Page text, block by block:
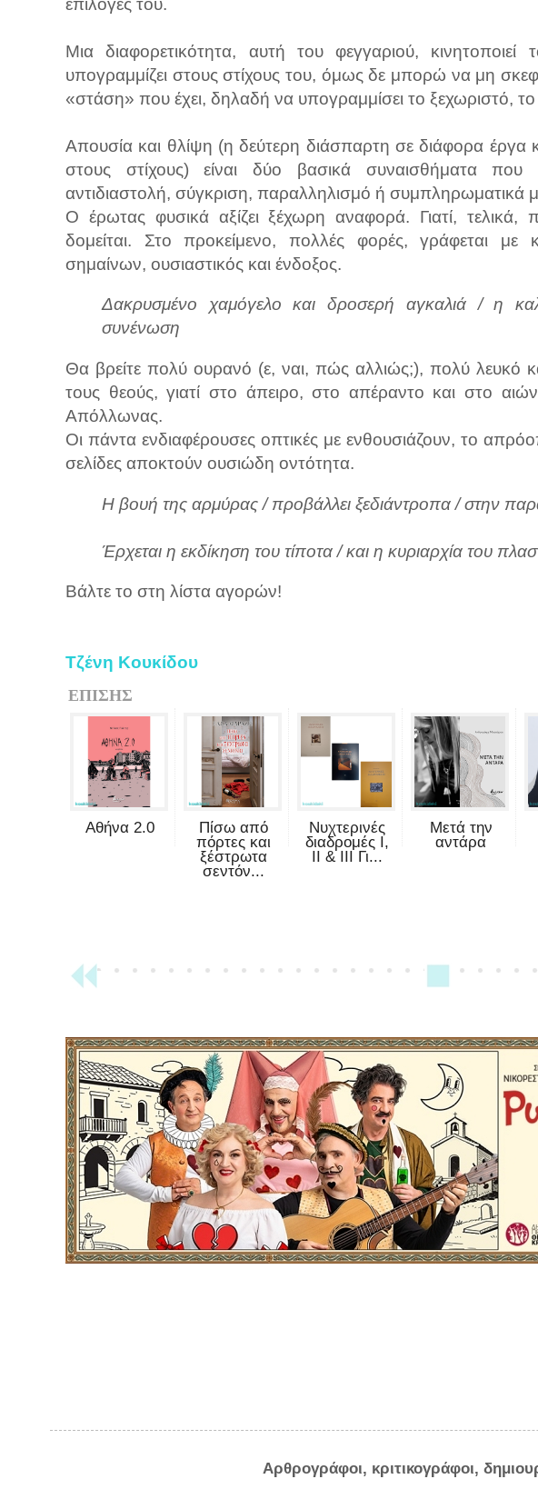
Μια διαφορετικότητα, αυτή του φεγγαριού,
υπογραμμίζει στους στίχους του, όμως δε μπορώ να μη
«στάση» που έχει, δηλαδή να υπογραμμίσει το ξεχωριστό,
Απουσία και θλίψη (η δεύτερη διάσπαρτη σε διάφορα
στους στίχους) είναι δύο βασικά συναισθήματα που
αντιδιαστολή, σύγκριση, παραλληλισμό ή συμπληρωματικά
Ο έρωτας φυσικά αξίζει ξέχωρη αναφορά. Γιατί,
δομείται. Στο προκείμενο, πολλές φορές, γράφεται με
σημαίνων, ουσιαστικός και ένδοξος.
Δακρυσμένο χαμόγελο και δροσερή αγκαλιά / η
συνένωση
Θα βρείτε πολύ ουρανό (ε, ναι, πώς αλλιώς;), πολύ λευκό
τους θεούς, γιατί στο άπειρο, στο απέραντο και στο
Απόλλωνας.
Οι πάντα ενδιαφέρουσες οπτικές με ενθουσιάζουν, το
σελίδες αποκτούν ουσιώδη οντότητα.
Η βουή της αρμύρας / προβάλλει ξεδιάντροπα / στην
Έρχεται η εκδίκηση του τίποτα / και η κυριαρχία του
Βάλτε το στη λίστα αγορών!
Τζένη Κουκίδου
ΕΠΙΣΗΣ
Αθήνα 2.0
Πίσω από
πόρτες και
ξέστρωτα
σεντόν...
Νυχτερινές
διαδρομές Ι,
ΙΙ & ΙΙΙ Γι...
Μετά την
αντάρα
Αρθρογράφοι, κριτικογράφοι,